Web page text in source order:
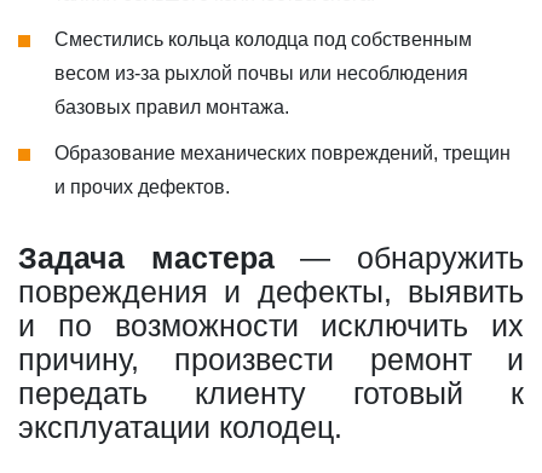
Сместились кольца колодца под собственным
весом из-за рыхлой почвы или несоблюдения
базовых правил монтажа.
Образование механических повреждений, трещин
и прочих дефектов.
Задача мастера— обнаружить
повреждения и дефекты, выявить
и по возможности исключить их
причину, произвести ремонт и
передать клиенту готовый к
эксплуатации колодец.